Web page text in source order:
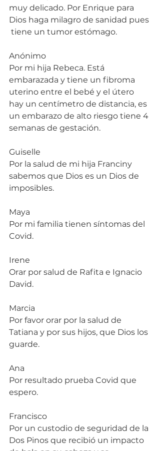
muy delicado. Por Enrique para
Dios haga milagro de sanidad pues
tiene un tumor estómago.
Anónimo
Por mi hija Rebeca. Está
embarazada y tiene un fibroma
uterino entre el bebé y el útero
hay un centímetro de distancia, es
un embarazo de alto riesgo tiene 4
semanas de gestación.
Guiselle
Por la salud de mi hija Franciny
sabemos que Dios es un Dios de
imposibles.
Maya
Por mi familia tienen síntomas del
Covid.
Irene
Orar por salud de Rafita e Ignacio
David.
Marcia
Por favor orar por la salud de
Tatiana y por sus hijos, que Dios los
guarde.
Ana
Por resultado prueba Covid que
espero.
Francisco
Por un custodio de seguridad de la
Dos Pinos que recibió un impacto